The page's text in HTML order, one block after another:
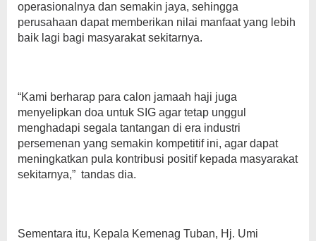
operasionalnya dan semakin jaya, sehingga
perusahaan dapat memberikan nilai manfaat yang lebih
baik lagi bagi masyarakat sekitarnya.
“Kami berharap para calon jamaah haji juga
menyelipkan doa untuk SIG agar tetap unggul
menghadapi segala tantangan di era industri
persemenan yang semakin kompetitif ini, agar dapat
meningkatkan pula kontribusi positif kepada masyarakat
sekitarnya,” tandas dia.
Sementara itu, Kepala Kemenag Tuban, Hj. Umi